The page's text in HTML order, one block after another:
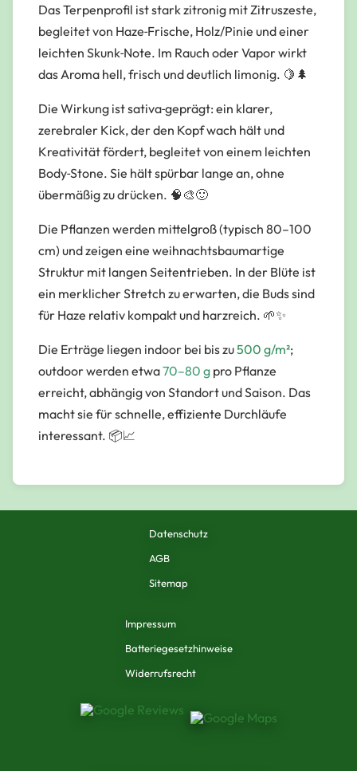
Das Terpenprofil ist stark zitronig mit Zitruszeste,
begleitet von Haze‑Frische, Holz/Pinie und einer
leichten Skunk‑Note. Im Rauch oder Vapor wirkt
das Aroma hell, frisch und deutlich limonig. 🍋🌲
Die Wirkung ist sativa‑geprägt: ein klarer,
zerebraler Kick, der den Kopf wach hält und
Kreativität fördert, begleitet von einem leichten
Body‑Stone. Sie hält spürbar lange an, ohne
übermäßig zu drücken. 🧠🎨🙂
Die Pflanzen werden mittelgroß (typisch 80–100
cm) und zeigen eine weihnachtsbaumartige
Struktur mit langen Seitentrieben. In der Blüte ist
ein merklicher Stretch zu erwarten, die Buds sind
für Haze relativ kompakt und harzreich. 🌱✨
Die Erträge liegen indoor bei bis zu500 g/m²;
outdoor werden etwa70–80 g pro Pflanze
erreicht, abhängig von Standort und Saison. Das
macht sie für schnelle, effiziente Durchläufe
interessant. 📦📈
Datenschutz
AGB
Sitemap
Impressum
Batteriegesetzhinweise
Widerrufsrecht